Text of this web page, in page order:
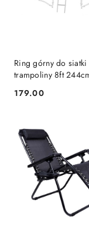
Ring górny do siatki
trampoliny 8ft
Cena:
179.00